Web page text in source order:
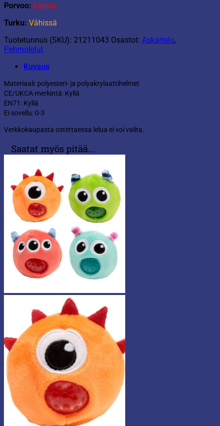
Porvoo: Loppu
Turku: Vähissä
Tuotetunnus (SKU): 21211043 Osastot: Askartelu,
Pehmolelut
Kuvaus
Materiaali: polyesteri- ja polyakrylaattihelmet
CE/UKCA-merkintä: Kyllä
EN71: Kyllä
Ei sovellu: 0-3
Verkkokaupasta ostettaessa lelua ei voi valita.
Saatat myös pitää...